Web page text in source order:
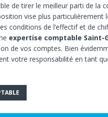
de tirer le meilleur parti de la
vise plus particulièrement
conditions de l’effectif et de
expertise comptable Saint-
de vos comptes. Bien
votre responsabilité en tant